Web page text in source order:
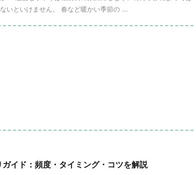
いといけません。 春など暖かい季節の ...
イド：頻度・タイミング・コツを解説